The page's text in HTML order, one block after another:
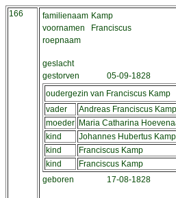
166 familienaam Kamp
voornamen
Franciscus
roepnaam
geslacht
gestorven
05-09-1828
oudergezin van Franciscus Kamp
vader Andreas Franciscus Kamp
moeder Maria Catharina
kind
Johannes Hubertus Kamp
kind
Franciscus Kamp
kind
Franciscus Kamp
geboren
17-08-1828